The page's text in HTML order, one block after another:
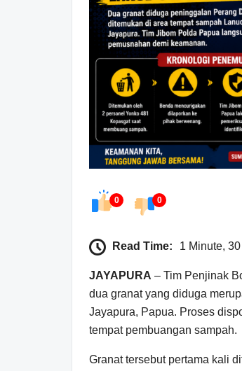
0 0
Read Time: 1 Minute,
JAYAPURA – Tim Penjinak
dua granat yang diduga
Jayapura, Papua. Proses
tempat pembuangan sampah.
Granat tersebut pertama kali